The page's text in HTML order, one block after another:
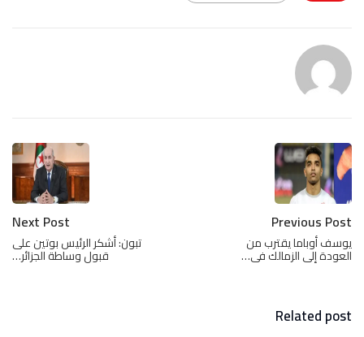
Previous Post
يوسف أوباما يقترب من
العودة إلى الزمالك فى…
Next Post
تبون: أشكر الرئيس بوتين على
قبول وساطة الجزائر…
Related post